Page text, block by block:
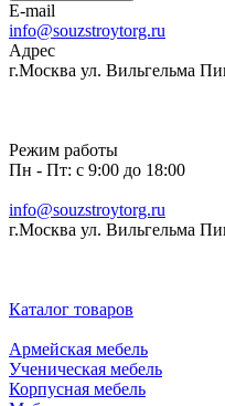
E-mail
info@souzstroytorg.ru
Адрес
г.Москва ул. Вильгельма
Режим работы
Пн - Пт: с 9:00 до 18:00
info@souzstroytorg.ru
г.Москва ул. Вильгельма
Каталог товаров
Армейская мебель
Ученическая мебель
Корпусная мебель